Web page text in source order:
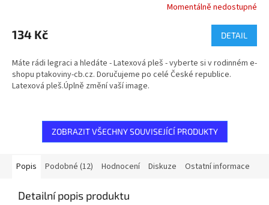
produktu
je
z
5
hvězdiček.
Momentálně nedostupné
134 Kč DETAIL
Máte rádi legraci a hledáte - Latexová pleš - vyberte si v rodinném e-
shopu ptakoviny-cb.cz. Doručujeme po celé České republice.
Latexová pleš.Úplně změní vaší image.
ZOBRAZIT VŠECHNY SOUVISEJÍCÍ PRODUKTY
Popis Podobné (12) Hodnocení Diskuze Ostatní informace
Detailní popis produktu